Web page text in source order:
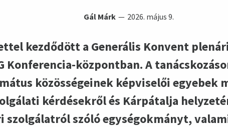
Gál Márk 2026. május 9.
kezdődött a Generális Konvent
Konferencia-központban. A
közösségeinek képviselői
kérdésekről és Kárpátalja
szolgálatról szóló egységokmányt,